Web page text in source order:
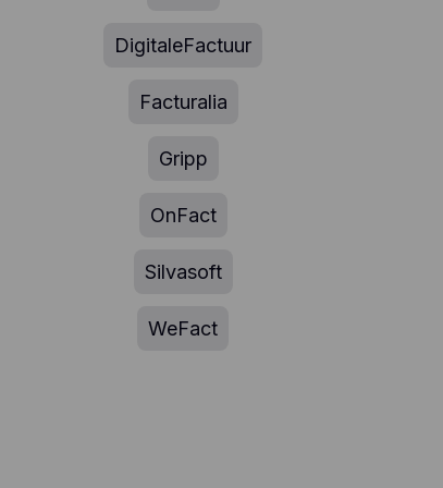
DigitaleFactuur
Facturalia
Gripp
OnFact
Silvasoft
WeFact